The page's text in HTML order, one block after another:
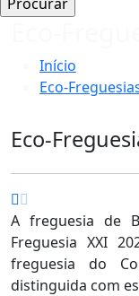
Início
Eco-
Eco-
A freguesia de
Freguesia XXI
freguesia do
distinguida com